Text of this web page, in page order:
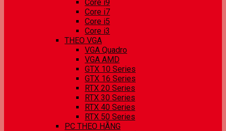
Core i9
Core i7
Core i5
Core i3
THEO VGA
VGA Quadro
VGA AMD
GTX 10 Series
GTX 16 Series
RTX 20 Series
RTX 30 Series
RTX 40 Series
RTX 50 Series
PC THEO HÃNG